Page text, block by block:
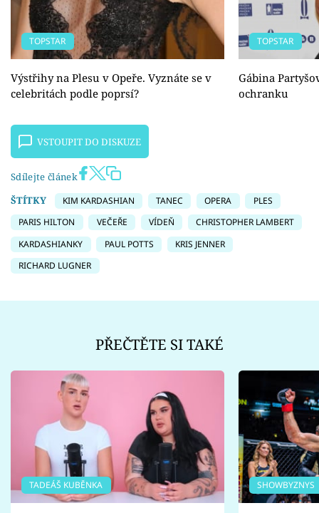
TOPSTAR
Výstřihy na Plesu v Opeře. Vyznáte se v
celebritách podle poprsí?
TOPSTAR
Gábina
ochranku
VSTOUPIT DO DISKUZE
Sdílejte článek
ŠTÍTKY
KIM KARDASHIAN TANEC OPERA
PLES
PARIS HILTON
VEČEŘE VÍDEŇ
CHRISTOPHER LAMBERT
KARDASHIANKY
PAUL POTTS
KRIS JENNER
RICHARD LUGNER
PŘEČTĚTE SI TAKÉ
TADEÁŠ KUBĚNKA SHOWBYZNYS